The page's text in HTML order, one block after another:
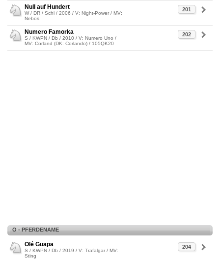
201
Null auf Hundert
W / DR / Schi / 2006 / V: Night-Power / MV:
Nebos
202
Numero Famorka
S / KWPN / Db / 2010 / V: Numero Uno /
MV: Corland (DK: Corlando) / 105QK20
O - PFERDENAME
204
Olé Guapa
S / KWPN / Db / 2019 / V: Trafalgar / MV:
Sting